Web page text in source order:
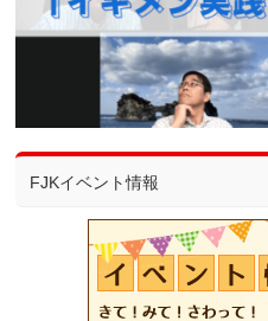
FJKイベント情報